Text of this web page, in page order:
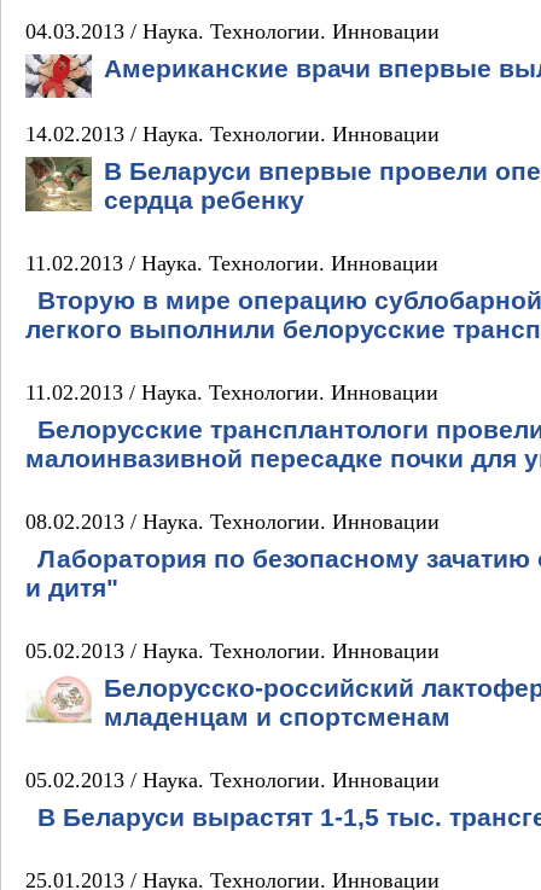
04.03.2013 / Наука. Технологии. Инновации
Американские врачи впервые
14.02.2013 / Наука. Технологии. Инновации
В Беларуси впервые провели
сердца ребенку
11.02.2013 / Наука. Технологии. Инновации
Вторую в мире операцию сублобарной
легкого выполнили белорусские
11.02.2013 / Наука. Технологии. Инновации
Белорусские трансплантологи
малоинвазивной пересадке почки для
08.02.2013 / Наука. Технологии. Инновации
Лаборатория по безопасному
и дитя"
05.02.2013 / Наука. Технологии. Инновации
Белорусско-российский
младенцам и спортсменам
05.02.2013 / Наука. Технологии. Инновации
В Беларуси вырастят 1-1,5 тыс.
25.01.2013 / Наука. Технологии. Инновации